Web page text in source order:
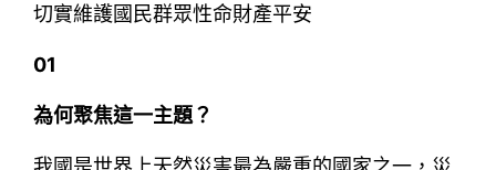
切實維護國民群眾性命財產平安
01
為何聚焦這一主題？